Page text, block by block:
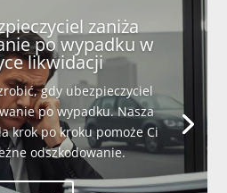
zaniża
po wypadku w
likwidacji
gdy ubezpieczyciel
po wypadku. Nasza
krok po kroku pomoże Ci
odszkodowanie.